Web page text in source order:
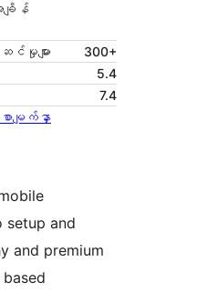
ျိန်
င်မှုများ
300+
5.4
7.4
မျက်နှာ
setup and
and premium